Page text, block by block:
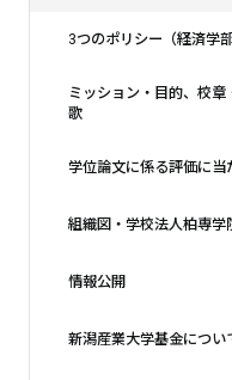
3つのポリシー（経済学
ミッション・目的、校
歌
学位論文に係る評価に当
組織図・学校法人柏専学
情報公開
新潟産業大学基金につい